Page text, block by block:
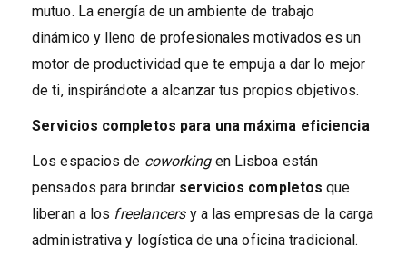
mutuo. La energía de un ambiente de trabajo
dinámico y lleno de profesionales motivados es un
motor de productividad que te empuja a dar lo mejor
de ti, inspirándote a alcanzar tus propios objetivos.
Servicios completos para una máxima eficiencia
Los espacios de coworkingen Lisboa están
pensados para brindar servicios completos que
liberan a los freelancersy a las empresas de la carga
administrativa y logística de una oficina tradicional.